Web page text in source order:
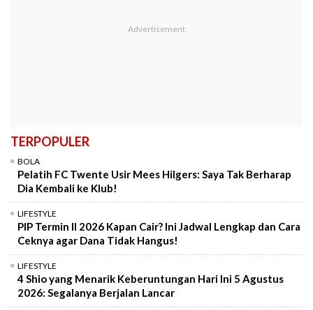
TERPOPULER
BOLA
Pelatih FC Twente Usir Mees Hilgers: Saya Tak Berharap
Dia Kembali ke Klub!
LIFESTYLE
PIP Termin II 2026 Kapan Cair? Ini Jadwal Lengkap dan Cara
Ceknya agar Dana Tidak Hangus!
LIFESTYLE
4 Shio yang Menarik Keberuntungan Hari Ini 5 Agustus
2026: Segalanya Berjalan Lancar